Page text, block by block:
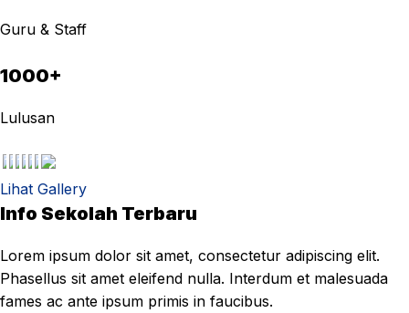
Guru & Staff
1000+
Lulusan
Lihat Gallery
Info Sekolah Terbaru
Lorem ipsum dolor sit amet, consectetur adipiscing elit.
Phasellus sit amet eleifend nulla. Interdum et malesuada
fames ac ante ipsum primis in faucibus.